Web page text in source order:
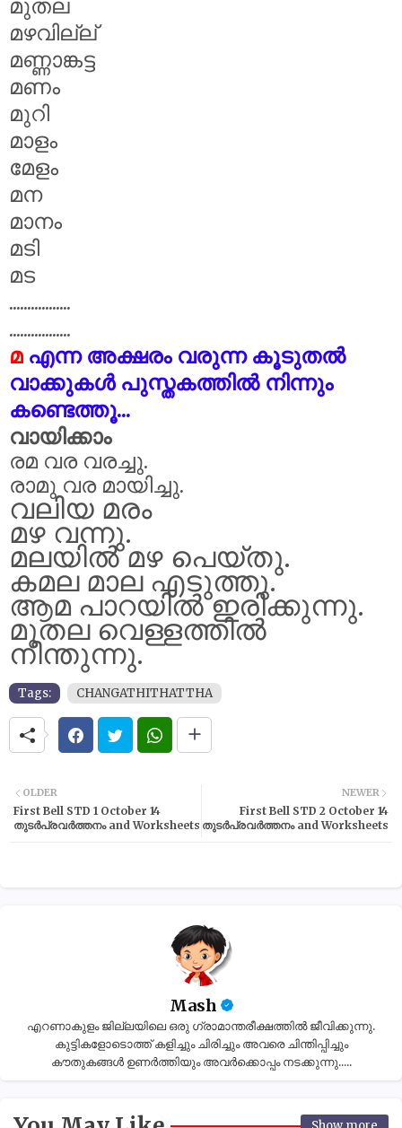
മുതല
മഴവില്ല്
മണ്ണാങ്കട്ട
മണം
മുറി
മാളം
മേളം
മന
മാനം
മടി
മട
.................
.................
മ എന്ന അക്ഷരം വരുന്ന കൂടുതൽ
വാക്കുകൾ പുസ്തകത്തിൽ നിന്നും
കണ്ടെത്തൂ...
വായിക്കാം
രമ വര വരച്ചു.
രാമു വര മായിച്ചു.
വലിയ മരം
മഴ വന്നു.
മലയിൽ മഴ പെയ്തു.
കമല മാല എടുത്തു.
ആമ പാറയിൽ ഇരിക്കുന്നു.
മുതല വെള്ളത്തിൽ
നീന്തുന്നു.
Tags: CHANGATHITHATTHA
NEWER
First Bell STD 2 October 14
തുടർപ്രവർത്തനം and Worksheets
OLDER
First Bell STD 1 October 14
തുടർപ്രവർത്തനം and Worksheets
Mash
എറണാകുളം ജില്ലയിലെ ഒരു ഗ്രാമാന്തരീക്ഷത്തിൽ ജീവിക്കുന്നു.
കുട്ടികളോടൊത്ത് കളിച്ചും ചിരിച്ചും അവരെ ചിന്തിപ്പിച്ചും
കൗതുകങ്ങൾ ഉണർത്തിയും അവർക്കൊപ്പം നടക്കുന്നു.....